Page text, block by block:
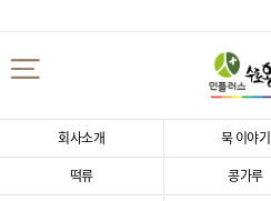
회사소개 묵 이야기
떡류
콩가루